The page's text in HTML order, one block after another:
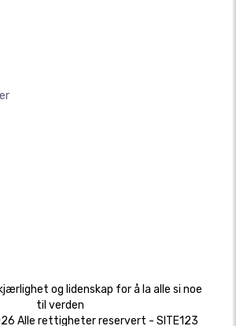
og lidenskap for å la alle si noe
til verden
Alle rettigheter reservert - SITE123